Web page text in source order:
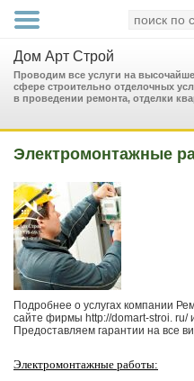
Дом Арт Строй
Проводим все услуги на
сфере строительно отделочных
в проведении ремонта, отделки
Электромонтажные
Подробнее о услугах компании
сайте фирмы http://domart-stroi.
Предоставляем гарантии на все
Электромонтажные работы: